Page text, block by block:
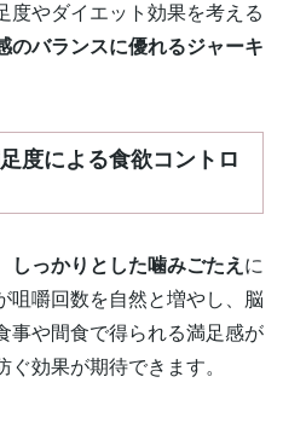
度やダイエット効果を考える
のバランスに優れるジャーキ
度による食欲コントロ
しっかりとした噛みごたえ に
咀嚼回数を自然と増やし、脳
事や間食で得られる満足感が
効果が期待できます。